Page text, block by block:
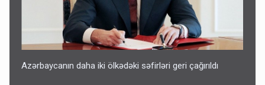
Azərbaycanın daha iki ölkədəki səfirləri geri çağırıldı